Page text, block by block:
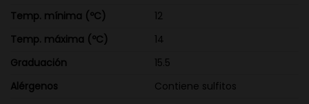
Temp. mínima (ºC)
12
Temp. máxima (ºC)
14
Graduación
15.5
Alérgenos
Contiene sulfitos